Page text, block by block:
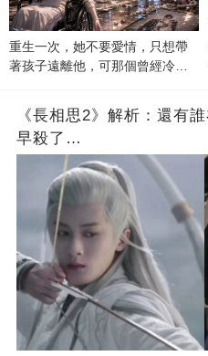
重生一次，她不要愛情，只想帶
著孩子遠離他，可那個曾經冷漠
《長相思2》解析：還有
早殺了…